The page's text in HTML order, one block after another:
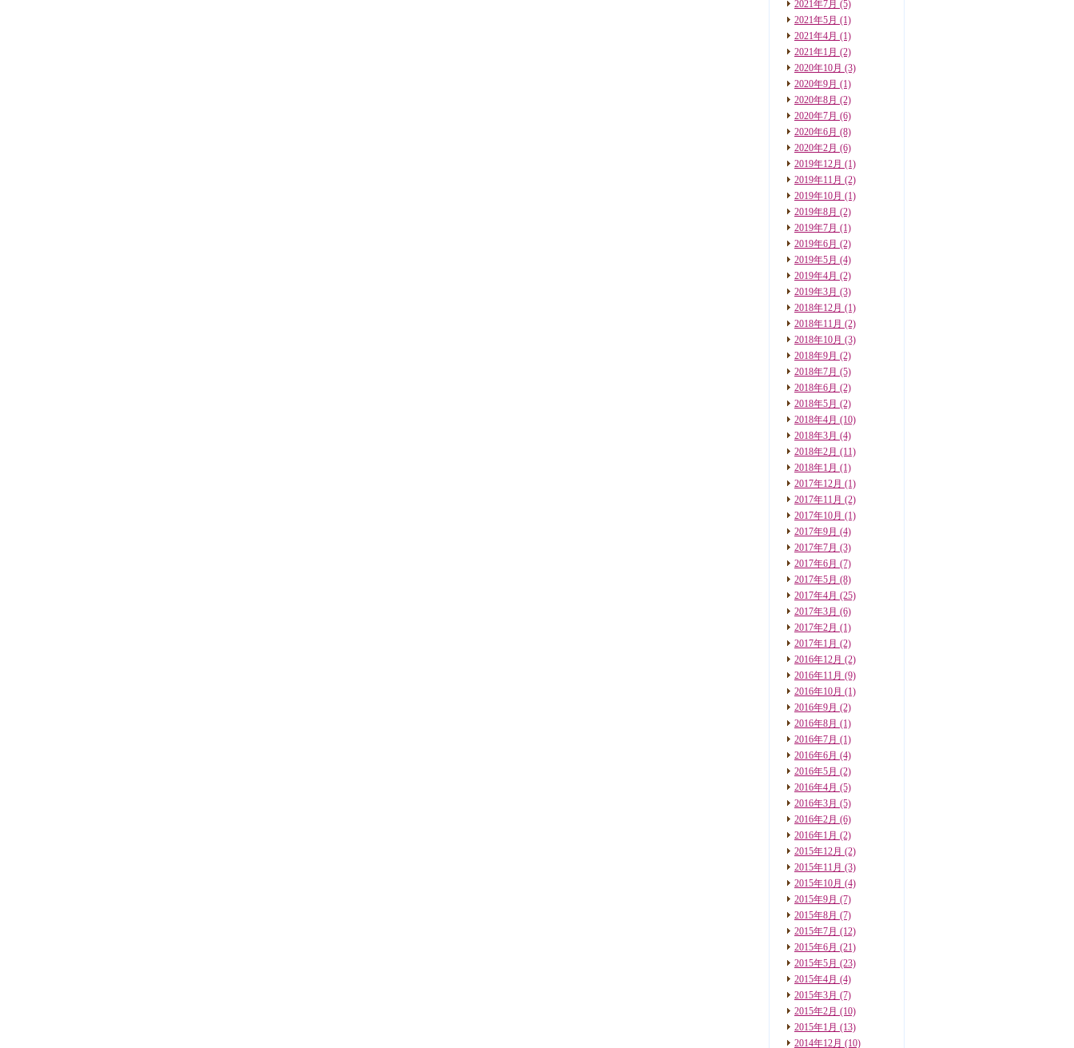
2021年7月 (5)
2021年5月 (1)
2021年4月 (1)
2021年1月 (2)
2020年10月 (3)
2020年9月 (1)
2020年8月 (2)
2020年7月 (6)
2020年6月 (8)
2020年2月 (6)
2019年12月 (1)
2019年11月 (2)
2019年10月 (1)
2019年8月 (2)
2019年7月 (1)
2019年6月 (2)
2019年5月 (4)
2019年4月 (2)
2019年3月 (3)
2018年12月 (1)
2018年11月 (2)
2018年10月 (3)
2018年9月 (2)
2018年7月 (5)
2018年6月 (2)
2018年5月 (2)
2018年4月 (10)
2018年3月 (4)
2018年2月 (11)
2018年1月 (1)
2017年12月 (1)
2017年11月 (2)
2017年10月 (1)
2017年9月 (4)
2017年7月 (3)
2017年6月 (7)
2017年5月 (8)
2017年4月 (25)
2017年3月 (6)
2017年2月 (1)
2017年1月 (2)
2016年12月 (2)
2016年11月 (9)
2016年10月 (1)
2016年9月 (2)
2016年8月 (1)
2016年7月 (1)
2016年6月 (4)
2016年5月 (2)
2016年4月 (5)
2016年3月 (5)
2016年2月 (6)
2016年1月 (2)
2015年12月 (2)
2015年11月 (3)
2015年10月 (4)
2015年9月 (7)
2015年8月 (7)
2015年7月 (12)
2015年6月 (21)
2015年5月 (23)
2015年4月 (4)
2015年3月 (7)
2015年2月 (10)
2015年1月 (13)
2014年12月 (10)